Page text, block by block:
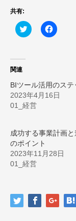
共有:
ク
リ
共
有
(新
し
い
ド
ウ
で
開
き
ま
で
ク
リ
ッ
ク
だ
さ
し
ウ
で
開
関連
BIツール活用のステ
2023年4月16日
01_経営
成功する事業計画
のポイント
2023年11月28日
01_経営